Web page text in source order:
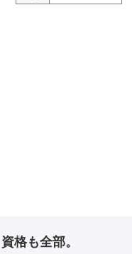
格も全部。